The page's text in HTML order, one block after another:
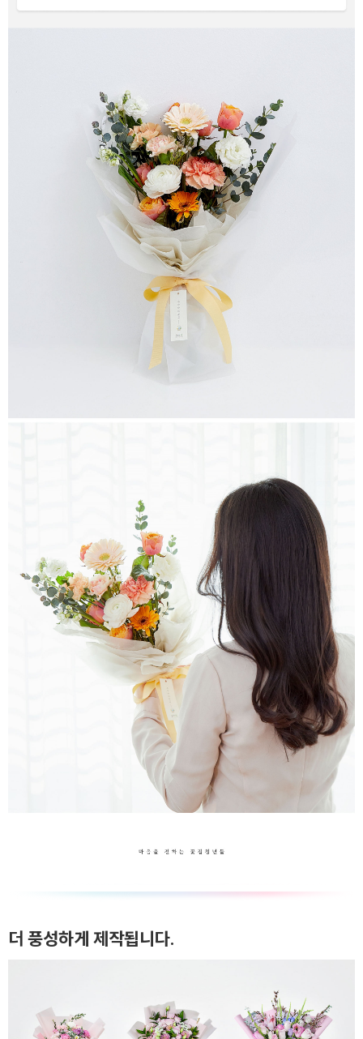
더 풍성하게 제작됩니다.